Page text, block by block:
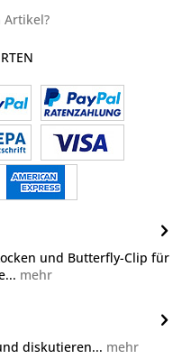
Artikel?
und Butterfly-Clip für
mehr
diskutieren... mehr